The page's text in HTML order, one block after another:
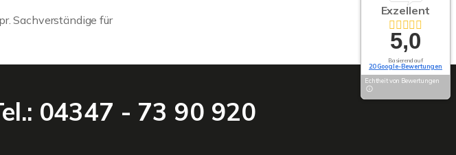
Sachverständige für
04347 - 73 90 920
Exzellent
5,0
Basierend auf
20 Google-Bewertungen
Echtheit von Bewertungen